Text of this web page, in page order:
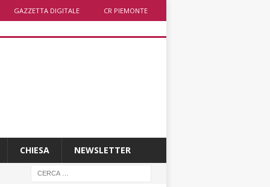
GAZZETTA DIGITALE CR PIEMONTE
CHIESA NEWSLETTER